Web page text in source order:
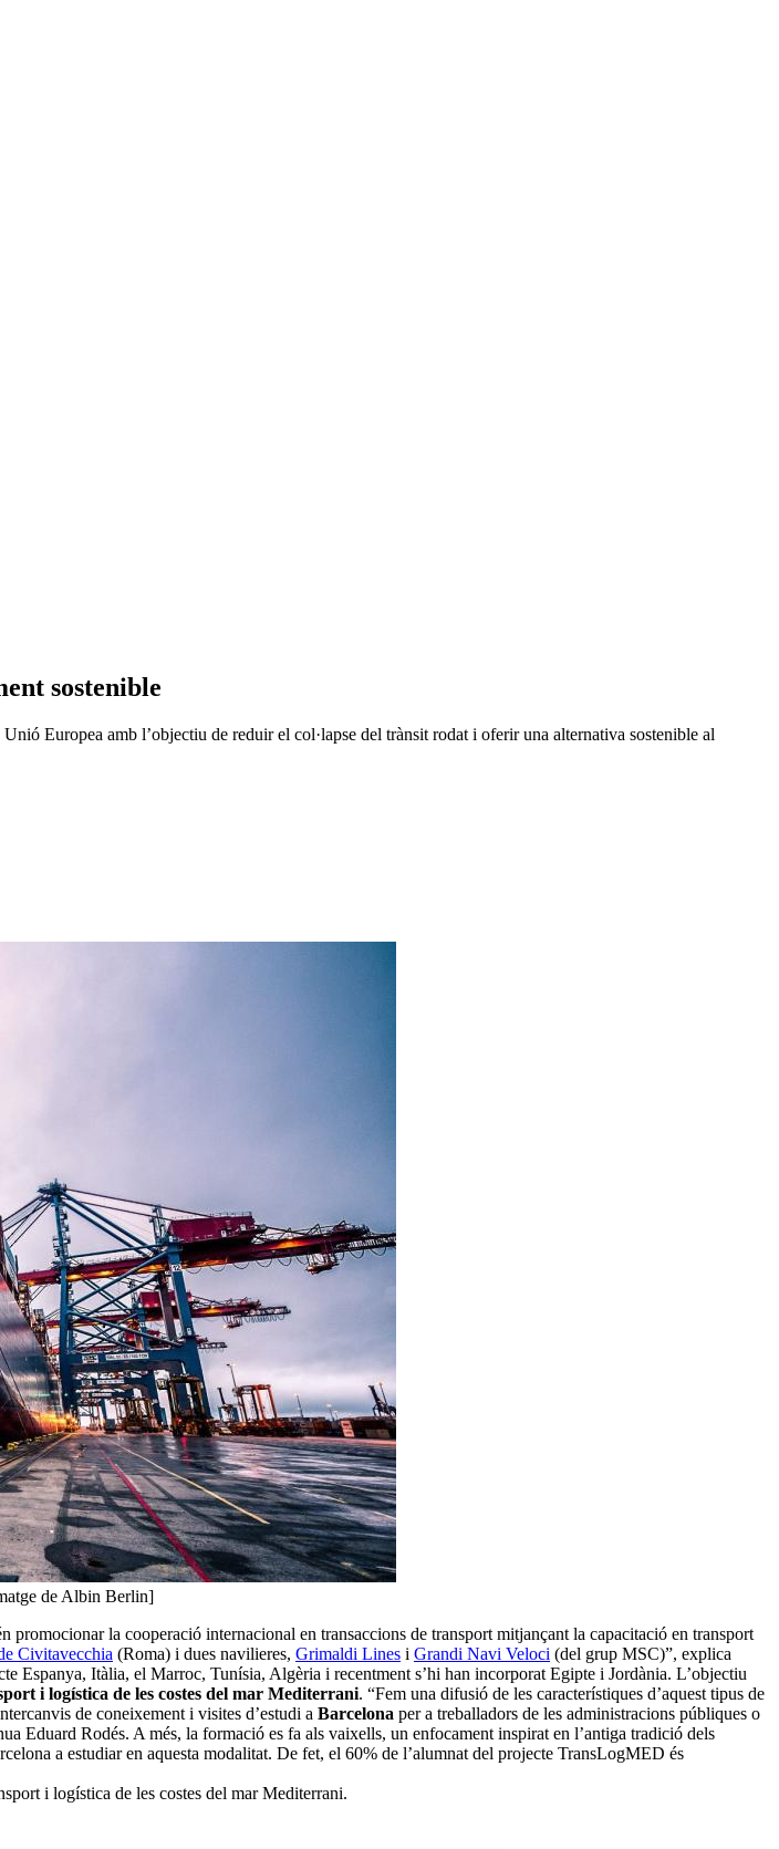
sostenible
Europea amb l’objectiu de reduir el col·lapse del trànsit rodat i oferir una alternativa sostenible al
de Albin Berlin]
promocionar la cooperació internacional en transaccions de transport mitjançant la capacitació en transport
Civitavecchia (Roma) i dues navilieres, Grimaldi Lines i Grandi Navi Veloci (del grup MSC)”, explica
Espanya, Itàlia, el Marroc, Tunísia, Algèria i recentment s’hi han incorporat Egipte i Jordània. L’objectiu
i logística de les costes del mar Mediterrani. “Fem una difusió de les característiques d’aquest tipus de
de coneixement i visites d’estudi a Barcelona per a treballadors de les administracions públiques o
Eduard Rodés. A més, la formació es fa als vaixells, un enfocament inspirat en l’antiga tradició dels
a estudiar en aquesta modalitat. De fet, el 60% de l’alumnat del projecte TransLogMED és
i logística de les costes del mar Mediterrani.